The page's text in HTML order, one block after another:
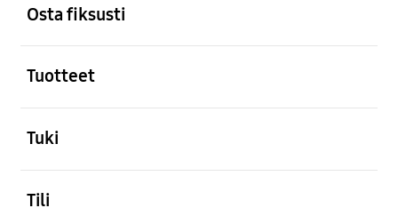
Osta fiksusti
Tuotteet
Tuki
Tili